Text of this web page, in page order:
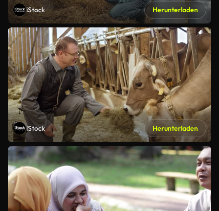
iStock Herunterladen
iStock Herunterladen